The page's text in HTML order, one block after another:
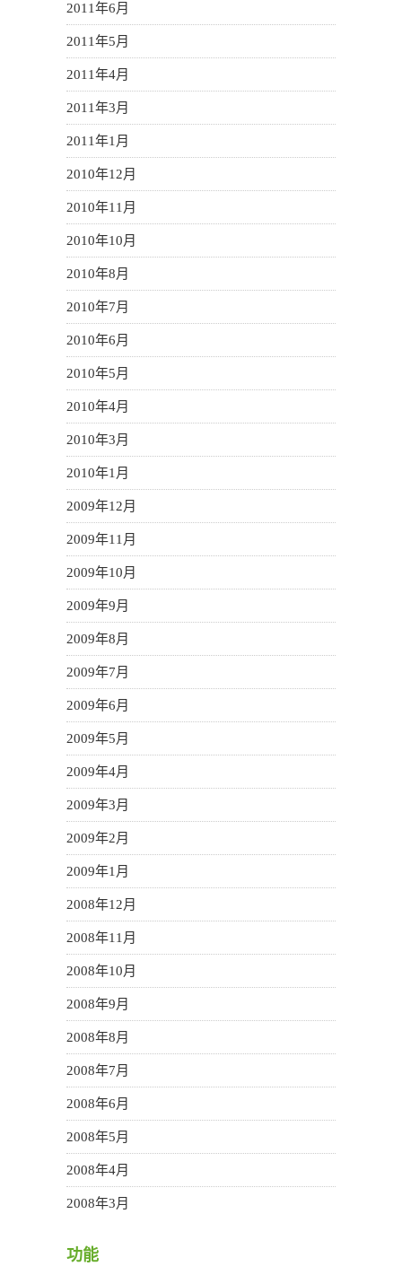
2011年6月
2011年5月
2011年4月
2011年3月
2011年1月
2010年12月
2010年11月
2010年10月
2010年8月
2010年7月
2010年6月
2010年5月
2010年4月
2010年3月
2010年1月
2009年12月
2009年11月
2009年10月
2009年9月
2009年8月
2009年7月
2009年6月
2009年5月
2009年4月
2009年3月
2009年2月
2009年1月
2008年12月
2008年11月
2008年10月
2008年9月
2008年8月
2008年7月
2008年6月
2008年5月
2008年4月
2008年3月
功能